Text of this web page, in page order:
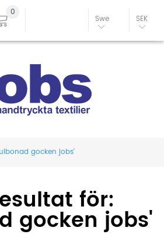
Swe SEK
0
gocken jobs'
för:
gocken jobs'